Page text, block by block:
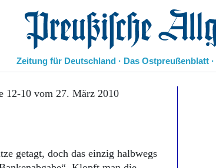
Preußische Allgemeine Zeitung
Zeitung für Deutschland · Das Ostpreußenblatt
Leben
12-10 vom 27. März 2010
getagt, doch das einzig halbwegs